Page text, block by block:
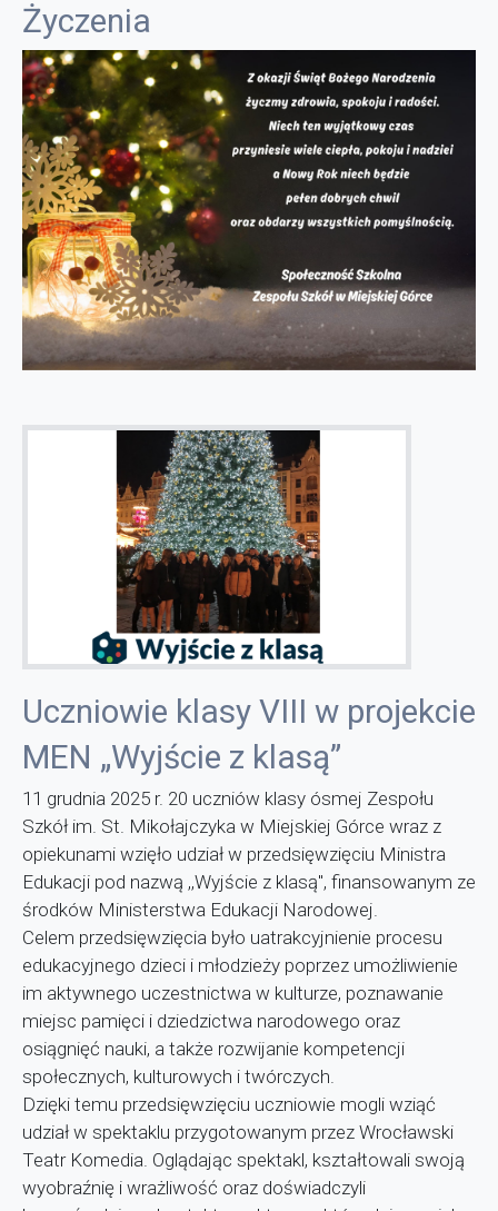
Życzenia
Uczniowie klasy VIII w projekcie
MEN „Wyjście z klasą”
11 grudnia 2025 r. 20 uczniów klasy ósmej Zespołu
Szkół im. St. Mikołajczyka w Miejskiej Górce wraz z
opiekunami wzięło udział w przedsięwzięciu Ministra
Edukacji pod nazwą ,,Wyjście z klasą", finansowanym ze
środków Ministerstwa Edukacji Narodowej.
Celem przedsięwzięcia było uatrakcyjnienie procesu
edukacyjnego dzieci i młodzieży poprzez umożliwienie
im aktywnego uczestnictwa w kulturze, poznawanie
miejsc pamięci i dziedzictwa narodowego oraz
osiągnięć nauki, a także rozwijanie kompetencji
społecznych, kulturowych i twórczych.
Dzięki temu przedsięwzięciu uczniowie mogli wziąć
udział w spektaklu przygotowanym przez Wrocławski
Teatr Komedia. Oglądając spektakl, kształtowali swoją
wyobraźnię i wrażliwość oraz doświadczyli